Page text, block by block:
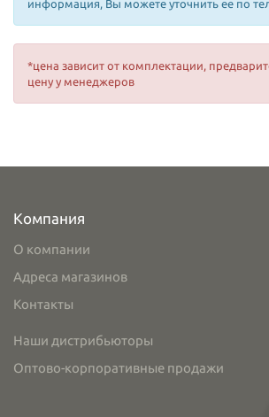
информация, Вы можете уточнить ее по
*цена зависит от комплектации,
цену у менеджеров
Компания
О компании
Адреса магазинов
Контакты
Наши дистрибьюторы
Оптово-корпоративные продажи